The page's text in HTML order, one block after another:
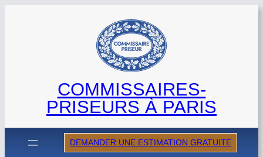
COMMISSAIRES-
PRISEURS À PARIS
DEMANDER UNE ESTIMATION GRATUITE